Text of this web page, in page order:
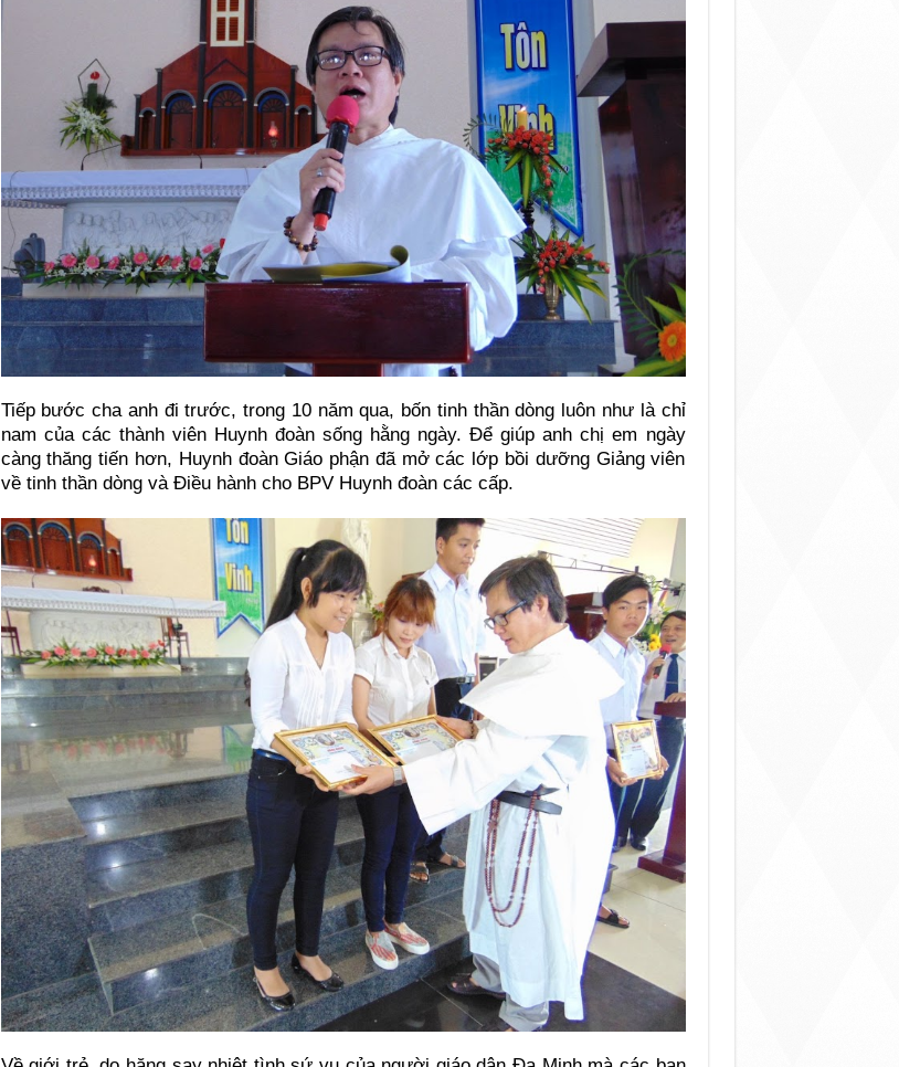
Tiếp bước cha anh đi trước, trong 10 năm qua, bốn tinh thần dòng luôn như là chỉ
nam của các thành viên Huynh đoàn sống hằng ngày. Để giúp anh chị em ngày
càng thăng tiến hơn, Huynh đoàn Giáo phận đã mở các lớp bồi dưỡng Giảng viên
về tinh thần dòng và Điều hành cho BPV Huynh đoàn các cấp.